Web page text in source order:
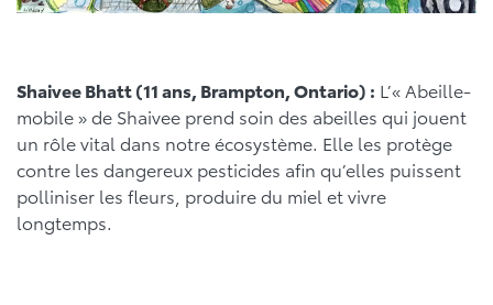
Shaivee Bhatt (11 ans, Brampton, Ontario) : L’« Abeille-
mobile » de Shaivee prend soin des abeilles qui jouent
un rôle vital dans notre écosystème. Elle les protège
contre les dangereux pesticides afin qu’elles puissent
polliniser les fleurs, produire du miel et vivre
longtemps.